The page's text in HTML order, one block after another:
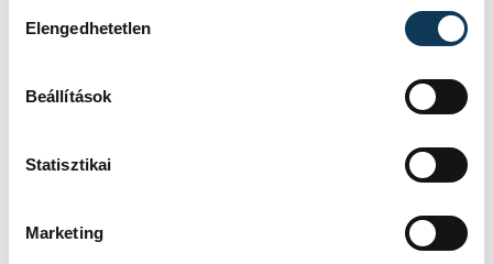
Elengedhetetlen
Beállítások
Statisztikai
Marketing
közélet